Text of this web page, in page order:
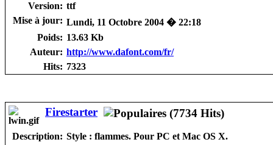
Version: ttf
Mise à jour: Lundi, 11 Octobre 2004 � 22:18
Poids: 13.63 Kb
Auteur: http://www.dafont.com/fr/
Hits: 7323
Firestarter
Description: Style : flammes. Pour PC et Mac OS X.